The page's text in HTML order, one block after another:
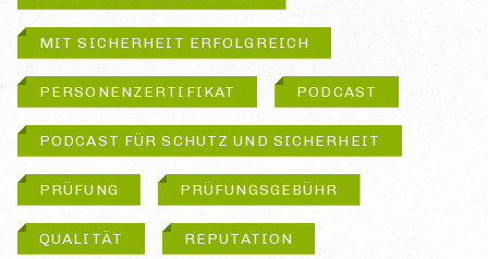
MIT SICHERHEIT ERFOLGREICH
PERSONENZERTIFIKAT PODCAST
PODCAST FÜR SCHUTZ UND SICHERHEIT
PRÜFUNG PRÜFUNGSGEBÜHR
QUALITÄT REPUTATION